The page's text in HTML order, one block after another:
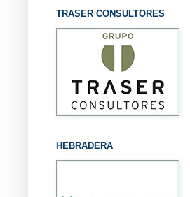
TRASER CONSULTORES
HEBRADERA